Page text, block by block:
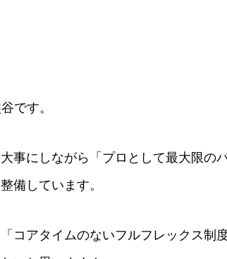
です。
事にしながら「プロとして最大限の
備しています。
コアタイムのないフルフレックス制